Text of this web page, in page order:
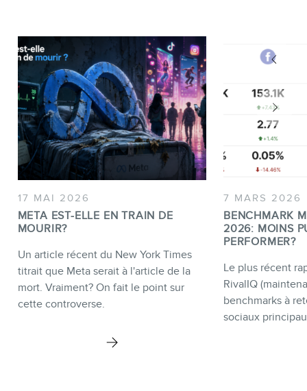
17 MAI 2026
META EST-ELLE EN TRAIN DE
MOURIR?
Un article récent du New York Times
titrait que Meta serait à l'article de la
mort. Vraiment? On fait le point sur
cette controverse.
7 MARS 2026
BENCHMARK
2026: MOINS
PERFORMER?
Le plus récent
RivalIQ
benchmarks à
sociaux